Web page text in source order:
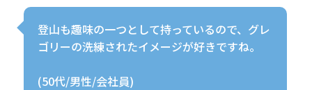
登山も趣味の一つとして持っているので、グレ
ゴリーの洗練されたイメージが好きですね。
(50代/男性/会社員)